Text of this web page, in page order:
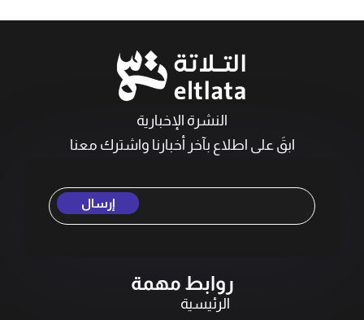
النشرة الإخبارية
ابقَ على اطلاع بآخر أخبارنا واشترك معنا
إرسال
روابط مهمة
الرئيسية